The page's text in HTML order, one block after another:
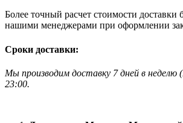
Более точный расчет стоимости доставки
нашими менеджерами при оформлении
Сроки доставки:
Мы производим доставку 7 дней в неделю (
23:00.